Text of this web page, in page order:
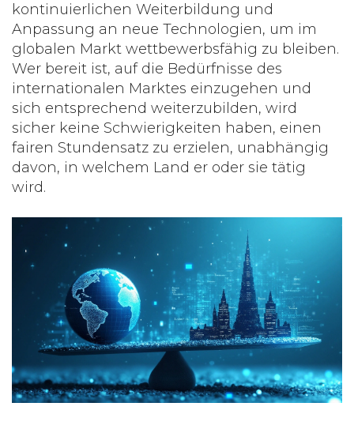
kontinuierlichen Weiterbildung und
Anpassung an neue Technologien, um im
globalen Markt wettbewerbsfähig zu bleiben.
Wer bereit ist, auf die Bedürfnisse des
internationalen Marktes einzugehen und
sich entsprechend weiterzubilden, wird
sicher keine Schwierigkeiten haben, einen
fairen Stundensatz zu erzielen, unabhängig
davon, in welchem Land er oder sie tätig
wird.